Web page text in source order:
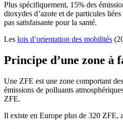
Plus spécifiquement, 15% des
dioxydes d’azote et de particules
pas satisfaisante pour la santé.
Les lois d’orientation des mobilités
Principe d’une zone à
Une ZFE est une zone comportant
émissions de polluants
ZFE.
Il existe en Europe plus de 320 ZFE,